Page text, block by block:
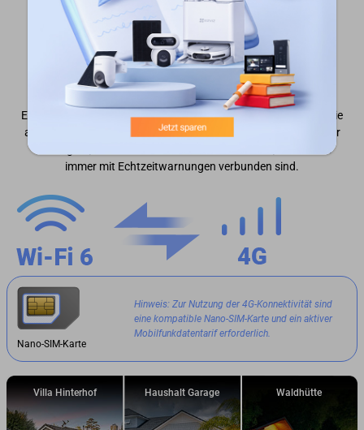
Eine Kamera, die in jedes Szenario passt
Egal, wohin das Leben Sie führt, mit dieser 4G-Kamera haben Sie
alles im Griff. Wenn das WLAN nur sporadisch funktioniert oder
offline geht, schaltet sie automatisch auf 4G um, sodass Sie
immer mit Echtzeitwarnungen verbunden sind.
Nano-SIM-Karte
Hinweis: Zur Nutzung der 4G-Konnektivität sind
eine kompatible Nano-SIM-Karte und ein aktiver
Mobilfunkdatentarif erforderlich.
Villa Hinterhof Haushalt Garage Waldhütte